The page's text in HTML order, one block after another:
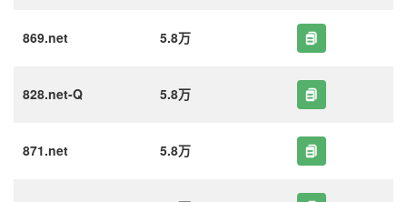
869.net 5.8万
828.net-Q 5.8万
871.net 5.8万